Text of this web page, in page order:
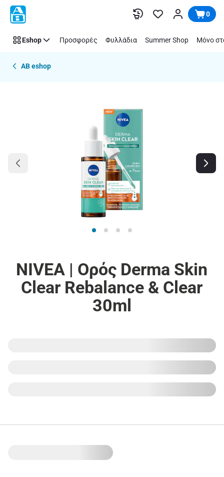
Παράλειψη 0
Eshop Προσφορές Φυλλάδια Summer Shop Μόνο
AB eshop
NIVEA | Ορός Derma Skin
Clear Rebalance & Clear
30ml